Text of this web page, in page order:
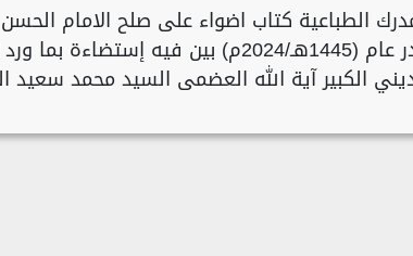
الطباعية كتاب اضواء على صلح الامام
محمد حسن آل حيدر عام (1445هـ/2024م) بين
الكبير آية الله العضمى السيد محمد سعيد